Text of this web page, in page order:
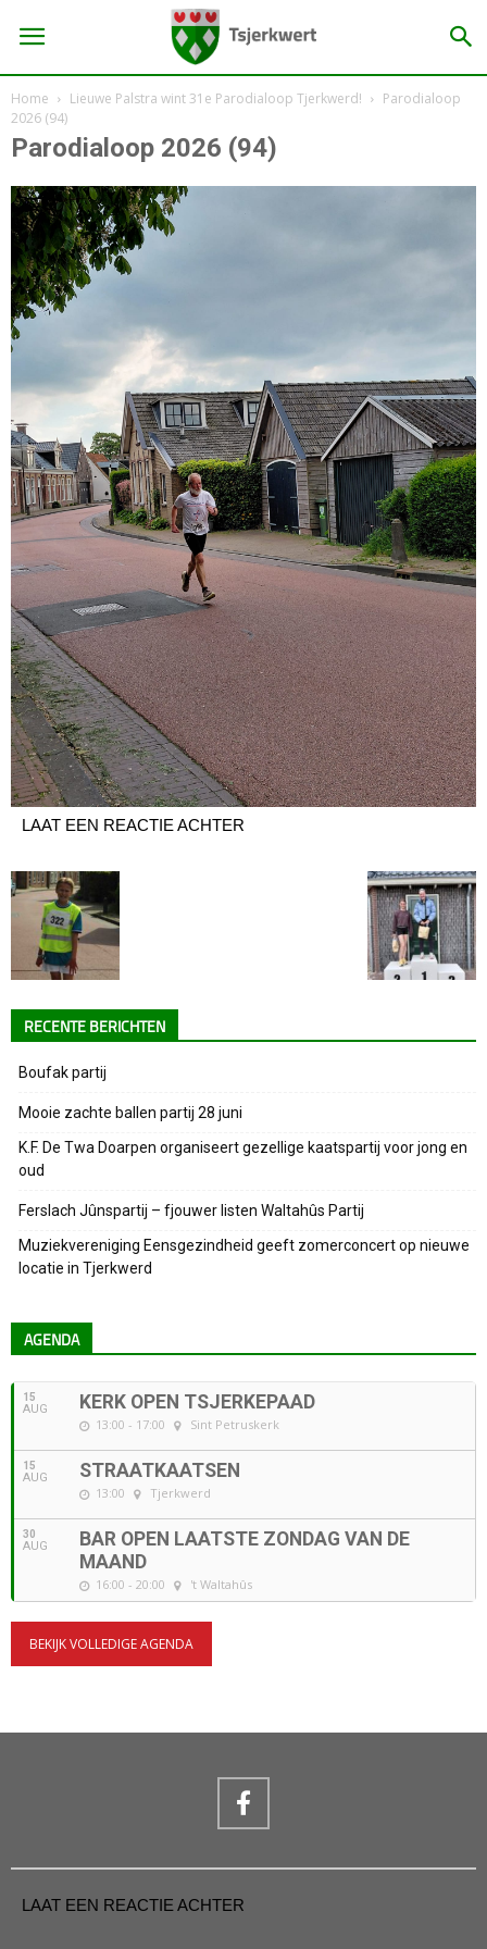
Home Lieuwe Palstra wint 31e Parodialoop Tjerkwerd!
Parodialoop
2026 (94)
Parodialoop 2026 (94)
LAAT EEN REACTIE ACHTER
RECENTE BERICHTEN
Boufak partij
Mooie zachte ballen partij 28 juni
K.F. De Twa Doarpen organiseert gezellige kaatspartij voor jong en
oud
Ferslach Jûnspartij – fjouwer listen Waltahûs Partij
Muziekvereniging Eensgezindheid geeft zomerconcert op nieuwe
locatie in Tjerkwerd
AGENDA
15
AUG KERK OPEN TSJERKEPAAD
13:00 - 17:00 Sint Petruskerk
15
AUG STRAATKAATSEN
13:00 Tjerkwerd
30
AUG
BAR OPEN LAATSTE ZONDAG VAN DE
MAAND
16:00 - 20:00 't Waltahûs
BEKIJK VOLLEDIGE AGENDA
LAAT EEN REACTIE ACHTER